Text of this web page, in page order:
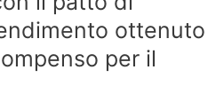
ottenuto
per il